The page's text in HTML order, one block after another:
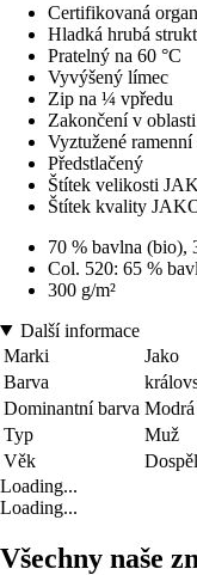
Certifikovaná
Hladká hrubá
Pratelný na 60 °C
Vyvýšený límec
Zip na ¼ vpředu
Zakončení v
Vyztužené ramenní
Předstlačený
Štítek velikosti
Štítek kvality
70 % bavlna (bio),
Col. 520: 65 %
300 g/m²
Další informace
Marki
Jako
Barva
Dominantní barva Modrá
Typ
Muž
Věk
Loading...
Loading...
Všechny naše